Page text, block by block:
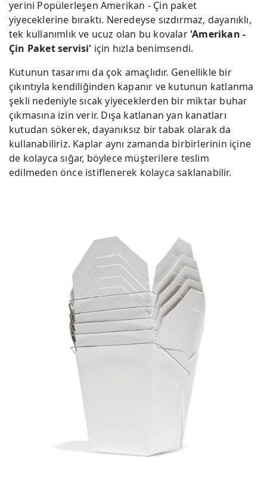
yerini Popülerleşen Amerikan - Çin paket
yiyeceklerine bıraktı. Neredeyse sızdırmaz, dayanıklı,
tek kullanımlık ve ucuz olan bu kovalar 'Amerikan -
Çin Paket servisi' için hızla benimsendi.
Kutunun tasarımı da çok amaçlıdır. Genellikle bir
çıkıntıyla kendiliğinden kapanır ve kutunun katlanma
şekli nedeniyle sıcak yiyeceklerden bir miktar buhar
çıkmasına izin verir. Dışa katlanan yan kanatları
kutudan sökerek, dayanıksız bir tabak olarak da
kullanabiliriz. Kaplar aynı zamanda birbirlerinin içine
de kolayca sığar, böylece müşterilere teslim
edilmeden önce istiflenerek kolayca saklanabilir.